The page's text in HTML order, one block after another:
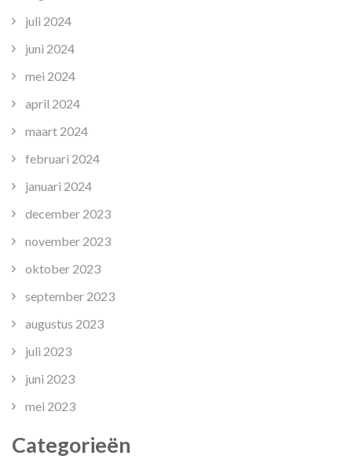
juli 2024
juni 2024
mei 2024
april 2024
maart 2024
februari 2024
januari 2024
december 2023
november 2023
oktober 2023
september 2023
augustus 2023
juli 2023
juni 2023
mei 2023
Categorieën